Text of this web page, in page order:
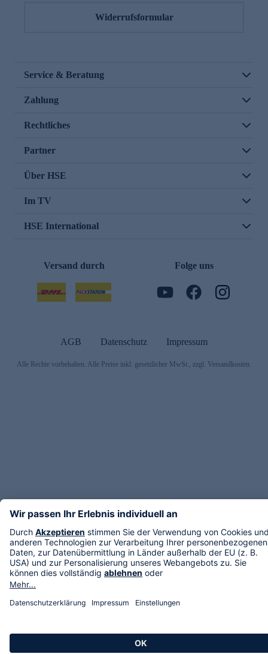
Widerrufsformular
Service & Beratung
Zahlung
Rechtliches
Partner
Über HSE
Im TV
HSE International
Versand durch Folge uns
AGB Datenschutz Impressum
Alle Rechte vorbehalten. Alle Preise inkl. gesetzlicher MwSt., zzgl. Versandkosten.